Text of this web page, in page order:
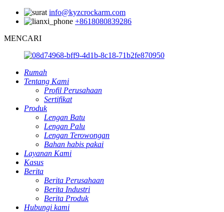
info@kyzcrockarm.com
+8618080839286
MENCARI
Rumah
Tentang Kami
Profil Perusahaan
Sertifikat
Produk
Lengan Batu
Lengan Palu
Lengan Terowongan
Bahan habis pakai
Layanan Kami
Kasus
Berita
Berita Perusahaan
Berita Industri
Berita Produk
Hubungi kami